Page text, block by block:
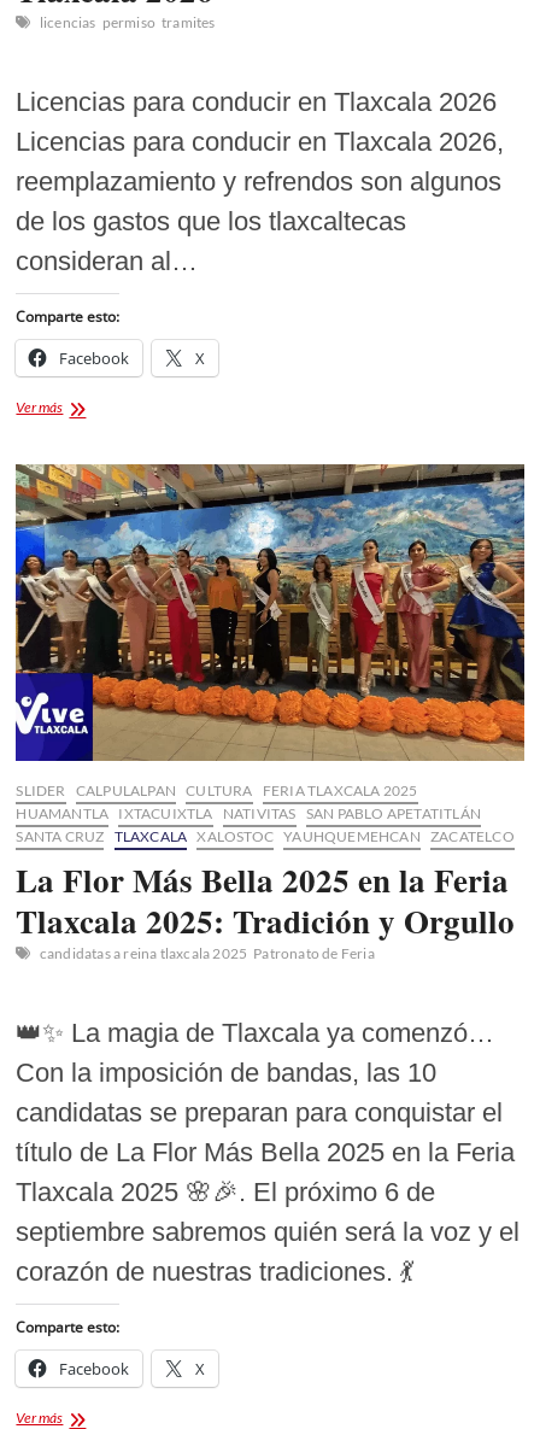
licencias permiso tramites
Licencias para conducir en Tlaxcala 2026
Licencias para conducir en Tlaxcala 2026,
reemplazamiento y refrendos son algunos
de los gastos que los tlaxcaltecas
consideran al…
Comparte esto:
Facebook X
Ver másLicencias
en
Tlaxcala
2026
SLIDER CALPULALPAN CULTURA
FERIA TLAXCALA 2025
HUAMANTLA IXTACUIXTLA NATIVITAS SAN PABLO APETATITLÁN
SANTA CRUZ TLAXCALA XALOSTOC YAUHQUEMEHCAN ZACATELCO
La Flor Más Bella 2025 en la Feria
Tlaxcala 2025: Tradición y Orgullo
candidatas a reina tlaxcala 2025 Patronato de Feria
👑✨ La magia de Tlaxcala ya comenzó…
Con la imposición de bandas, las 10
candidatas se preparan para conquistar el
título de La Flor Más Bella 2025 en la Feria
Tlaxcala 2025 🌸🎉. El próximo 6 de
septiembre sabremos quién será la voz y el
corazón de nuestras tradiciones. 💃
Comparte esto:
Facebook X
Ver másLa